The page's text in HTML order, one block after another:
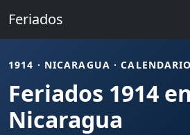
Feriados
1914 · NICARAGUA ·
Feriados 1914 en
Nicaragua